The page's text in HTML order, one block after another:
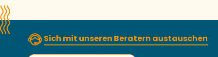
Sich mit unseren Beratern austauschen